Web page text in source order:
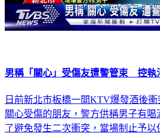
男稱「關心」受傷友遭警管束 控執
日前新北市板橋一間KTV爆發酒後
關心受傷的朋友，警方供稱男子有
了避免發生二次衝突，當場制止予